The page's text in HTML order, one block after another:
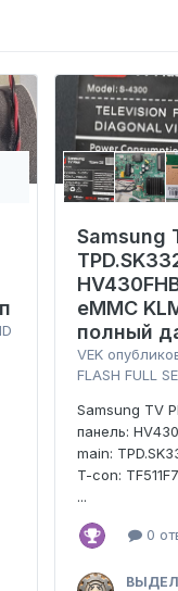
Samsung
eMMC
полный
VEK
FLASH FULL
Samsung TV
панель:
main:
T-con:
...
0